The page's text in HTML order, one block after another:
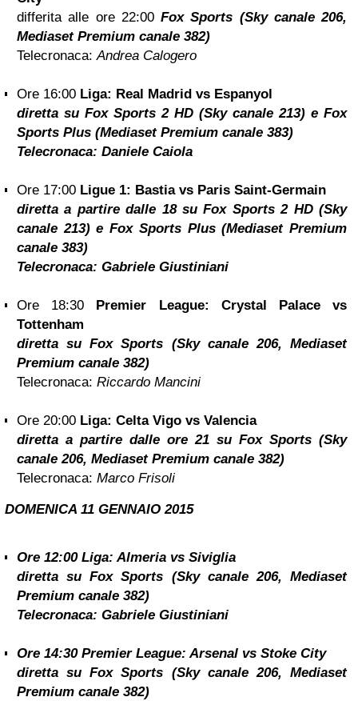
differita alle ore 22:00 Fox Sports (Sky canale 206,
Mediaset Premium canale 382)
Telecronaca: Andrea Calogero
Ore 16:00 Liga: Real Madrid vs Espanyol
diretta su Fox Sports 2 HD (Sky canale 213) e Fox
Sports Plus (Mediaset Premium canale 383)
Telecronaca: Daniele Caiola
Ore 17:00 Ligue 1: Bastia vs Paris Saint-Germain
diretta a partire dalle 18 su Fox Sports 2 HD (Sky
canale 213) e Fox Sports Plus (Mediaset Premium
canale 383)
Telecronaca: Gabriele Giustiniani
Ore 18:30 Premier League: Crystal Palace vs
Tottenham
diretta su Fox Sports (Sky canale 206, Mediaset
Premium canale 382)
Telecronaca: Riccardo Mancini
Ore 20:00 Liga: Celta Vigo vs Valencia
diretta a partire dalle ore 21 su Fox Sports (Sky
canale 206, Mediaset Premium canale 382)
Telecronaca: Marco Frisoli
DOMENICA 11 GENNAIO 2015
Ore 12:00 Liga: Almeria vs Siviglia
diretta su Fox Sports (Sky canale 206, Mediaset
Premium canale 382)
Telecronaca: Gabriele Giustiniani
Ore 14:30 Premier League: Arsenal vs Stoke City
diretta su Fox Sports (Sky canale 206, Mediaset
Premium canale 382)